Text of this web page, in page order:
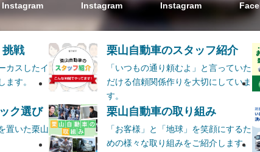
Instagram
Instagram
Instagram
挑戦
カスしたイ
ます。
栗山自動車のスタッフ紹介
「いつもの通り頼むよ」と言っていた
だける信頼関係作りを大切にしていま
す。
ク選び
置いた栗山
栗山自動車の取り組み
「お客様」と「地球」を笑顔にするた
めの様々な取り組みをご紹介します。